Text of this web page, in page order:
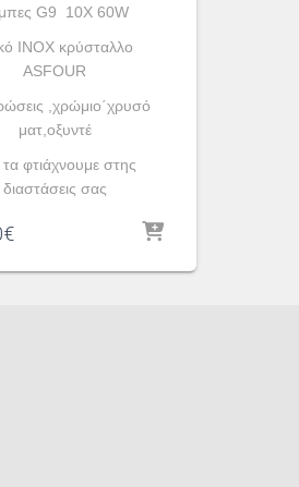
G9 10X 60W
INOX κρύσταλλο
ASFOUR
,χρώμιο΄χρυσό
ματ,οξυντέ
φτιάχνουμε στης
διαστάσεις σας
€